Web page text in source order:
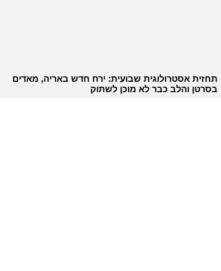
תחזית אסטרולוגית שבועית: ירח חדש באריה, מאדים
בסרטן והלב כבר לא מוכן לשתוק